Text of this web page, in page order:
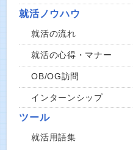
就活ノウハウ
就活の流れ
就活の心得・マナー
OB/OG訪問
インターンシップ
ツール
就活用語集